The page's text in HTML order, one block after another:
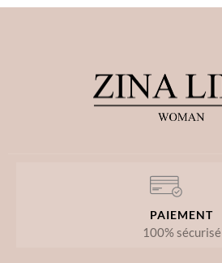
PAIEMENT
100% sécurisé